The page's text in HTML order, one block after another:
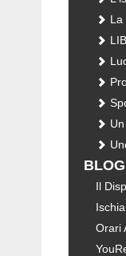
La
Il
Orari